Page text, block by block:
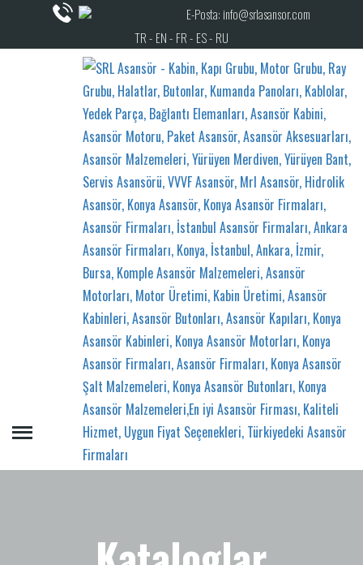
E-Posta: info@srlasansor.com
TR - EN - FR - ES - RU